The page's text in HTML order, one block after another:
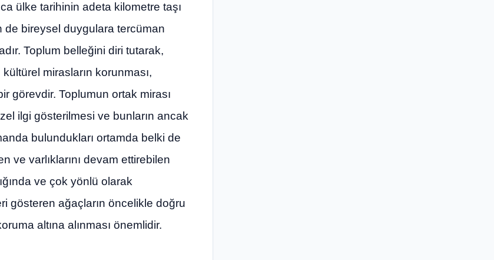
ülke tarihinin adeta kilometre taşı
de bireysel duygulara tercüman
Toplum belleğini diri tutarak,
mirasların korunması,
görevdir. Toplumun ortak mirası
ilgi gösterilmesi ve bunların ancak
bulundukları ortamda belki de
ve varlıklarını devam ettirebilen
ve çok yönlü olarak
gösteren ağaçların öncelikle doğru
altına alınması önemlidir.